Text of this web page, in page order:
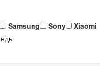
Samsung Sony
Xiaomi